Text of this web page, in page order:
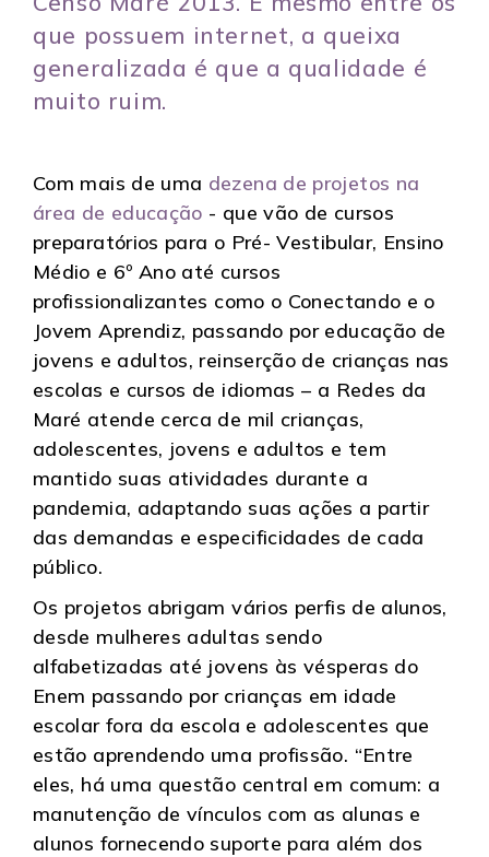
que possuem internet, a queixa
generalizada é que a qualidade é
muito ruim.
Com mais de uma dezena de projetos na
área de educação - que vão de cursos
preparatórios para o Pré- Vestibular, Ensino
Médio e 6º Ano até cursos
profissionalizantes como o Conectando e o
Jovem Aprendiz, passando por educação de
jovens e adultos, reinserção de crianças nas
escolas e cursos de idiomas – a Redes da
Maré atende cerca de mil crianças,
adolescentes, jovens e adultos e tem
mantido suas atividades durante a
pandemia, adaptando suas ações a partir
das demandas e especificidades de cada
público.
Os projetos abrigam vários perfis de alunos,
desde mulheres adultas sendo
alfabetizadas até jovens às vésperas do
Enem passando por crianças em idade
escolar fora da escola e adolescentes que
estão aprendendo uma profissão. “Entre
eles, há uma questão central em comum: a
manutenção de vínculos com as alunas e
alunos fornecendo suporte para além dos